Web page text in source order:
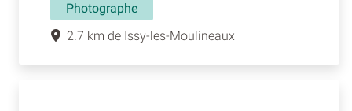
Photographe
2.7 km de Issy-les-Moulineaux